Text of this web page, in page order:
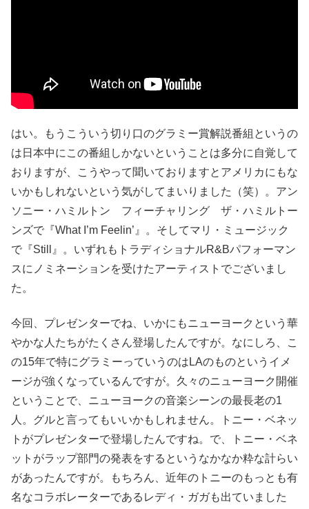
はい。もうこういう切り口のグラミー賞解説番組というの
は日本中にこの番組しかないということは多分に自覚して
おりますが、こうやって聞いておりますとアメリカにもな
いかもしれないという気がしてまいりました（笑）。アン
ソニー・ハミルトン フィーチャリング ザ・ハミルトー
ンズで『What I’m Feelin’』。そしてマリ・ミュージック
で『Still』。いずれもトラディショナルR&Bパフォーマン
スにノミネーションを受けたアーティストでございまし
た。
今回、プレゼンターでね、いかにもニューヨークという華
やかな人たちがたくさん登場したんですが。なにしろ、こ
の15年で特にグラミーっていうのはLAのものというイメ
ージが強くなっているんですが。久々のニューヨーク開催
ということで、ニューヨークの音楽シーンの最長老の1
人。グルと言ってもいいかもしれません。トニー・ベネッ
トがプレゼンターで登場したんですね。で、トニー・ベネ
ットがラップ部門の発表をするというなかなか粋な計らい
があったんですが。もちろん、近年のトニーのもっとも有
名なコラボレーターであるレディ・ガガも出ていました